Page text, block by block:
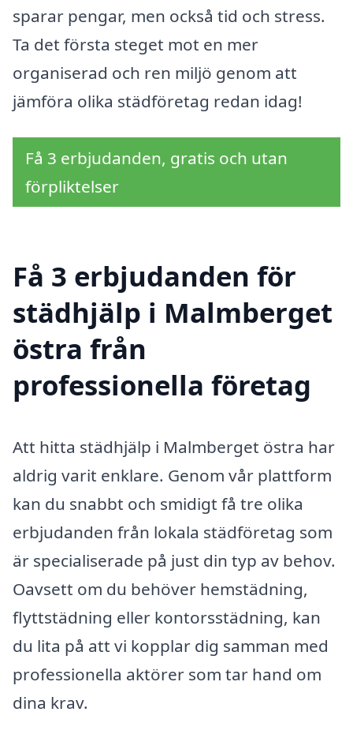
sparar pengar, men också tid och stress.
Ta det första steget mot en mer
organiserad och ren miljö genom att
jämföra olika städföretag redan idag!
Få 3 erbjudanden, gratis och utan
förpliktelser
Få 3 erbjudanden för
städhjälp i Malmberget
östra från
professionella företag
Att hitta städhjälp i Malmberget östra har
aldrig varit enklare. Genom vår plattform
kan du snabbt och smidigt få tre olika
erbjudanden från lokala städföretag som
är specialiserade på just din typ av behov.
Oavsett om du behöver hemstädning,
flyttstädning eller kontorsstädning, kan
du lita på att vi kopplar dig samman med
professionella aktörer som tar hand om
dina krav.